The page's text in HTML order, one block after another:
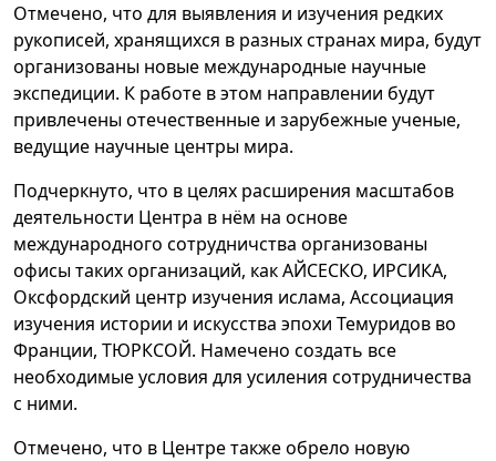
Отмечено, что для выявления и изучения редких
рукописей, хранящихся в разных странах мира, будут
организованы новые международные научные
экспедиции. К работе в этом направлении будут
привлечены отечественные и зарубежные ученые,
ведущие научные центры мира.
Подчеркнуто, что в целях расширения масштабов
деятельности Центра в нём на основе
международного сотрудничства организованы
офисы таких организаций, как АЙСЕСКО, ИРСИКА,
Оксфордский центр изучения ислама, Ассоциация
изучения истории и искусства эпохи Темуридов во
Франции, ТЮРКСОЙ. Намечено создать все
необходимые условия для усиления сотрудничества
с ними.
Отмечено, что в Центре также обрело новую